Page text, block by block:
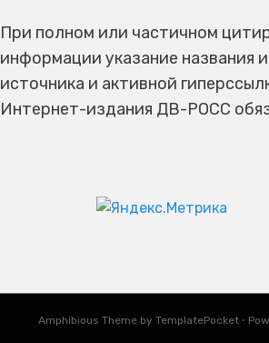
При полном или частичном
информации указание названия
источника и активной
Интернет-издания ДВ-РОСС
Amphibious Theme by TemplatePocket ⋅